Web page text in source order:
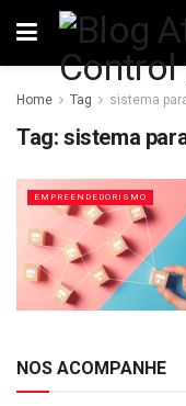
Home Tag sistema
Tag: sistema
EMPREENDEDORISMO
NOS ACOMPANHE